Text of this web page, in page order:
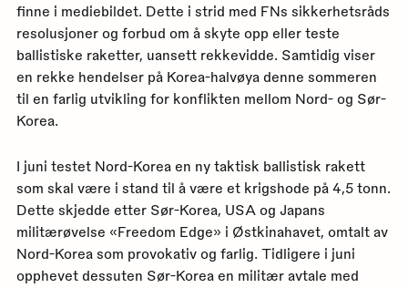
finne i mediebildet. Dette i strid med FNs sikkerhetsråds
resolusjoner og forbud om å skyte opp eller teste
ballistiske raketter, uansett rekkevidde. Samtidig viser
en rekke hendelser på Korea-halvøya denne sommeren
til en farlig utvikling for konflikten mellom Nord- og Sør-
Korea.
I juni testet Nord-Korea en ny taktisk ballistisk rakett
som skal være i stand til å være et krigshode på 4,5 tonn.
Dette skjedde etter Sør-Korea, USA og Japans
militærøvelse «Freedom Edge» i Østkinahavet, omtalt av
Nord-Korea som provokativ og farlig. Tidligere i juni
opphevet dessuten Sør-Korea en militær avtale med